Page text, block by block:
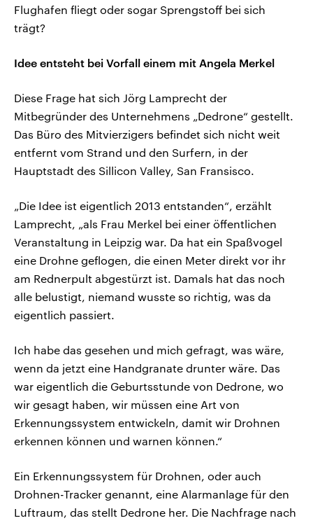
Flughafen fliegt oder sogar Sprengstoff bei sich
trägt?
Idee entsteht bei Vorfall einem mit Angela Merkel
Diese Frage hat sich Jörg Lamprecht der
Mitbegründer des Unternehmens „Dedrone“ gestellt.
Das Büro des Mitvierzigers befindet sich nicht weit
entfernt vom Strand und den Surfern, in der
Hauptstadt des Sillicon Valley, San Fransisco.
„Die Idee ist eigentlich 2013 entstanden“, erzählt
Lamprecht, „als Frau Merkel bei einer öffentlichen
Veranstaltung in Leipzig war. Da hat ein Spaßvogel
eine Drohne geflogen, die einen Meter direkt vor ihr
am Rednerpult abgestürzt ist. Damals hat das noch
alle belustigt, niemand wusste so richtig, was da
eigentlich passiert.
Ich habe das gesehen und mich gefragt, was wäre,
wenn da jetzt eine Handgranate drunter wäre. Das
war eigentlich die Geburtsstunde von Dedrone, wo
wir gesagt haben, wir müssen eine Art von
Erkennungssystem entwickeln, damit wir Drohnen
erkennen können und warnen können.“
Ein Erkennungssystem für Drohnen, oder auch
Drohnen-Tracker genannt, eine Alarmanlage für den
Luftraum, das stellt Dedrone her. Die Nachfrage nach